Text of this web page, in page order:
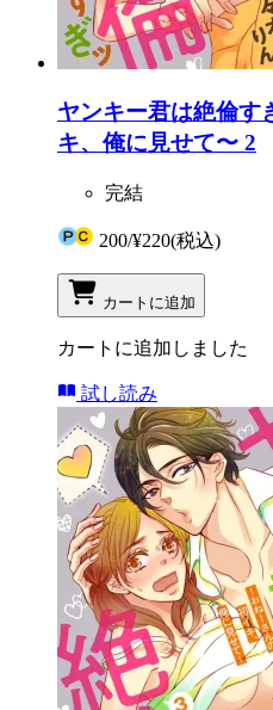
ヤンキー君は絶倫す
キ、俺に見せて〜 2
完結
200/¥220(税込)
カートに追加
カートに追加しました
試し読み